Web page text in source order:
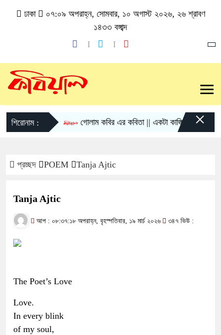
ঢাকা
০৭:০৯ অপরাহ্ন, সোমবার, ১০ অগাস্ট ২০২৬, ২৬ শ্রাবণ
১৪৩৩ বঙ্গাব্দ
শিরোনাম : গোলাম কবির এর কবিতা || একটা কাঙ্ক্ষিত স্বপ্নের গল্প
×
প্রচ্ছদ POEM Tanja Ajtic
Tanja Ajtic
আপ : ০৮:৩৭:১৮ অপরাহ্ন, বৃহস্পতিবার, ১৯ মার্চ ২০২৬ ৩৪৭ ভিউ :
The Poet’s Love
Love.
In every blink
of my soul,